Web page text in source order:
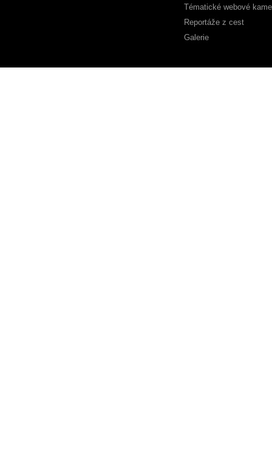
Tématické webové
Reportáže z cest
Galerie